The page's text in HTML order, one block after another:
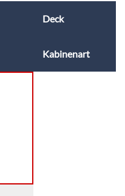
Deck
Kabinenart